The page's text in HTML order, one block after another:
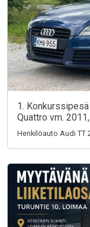
1.
Quattro vm.
Henkilöauto Audi TT